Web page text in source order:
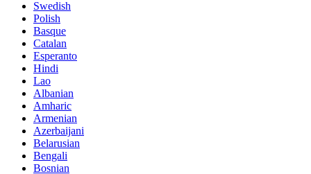
Swedish
Polish
Basque
Catalan
Esperanto
Hindi
Lao
Albanian
Amharic
Armenian
Azerbaijani
Belarusian
Bengali
Bosnian